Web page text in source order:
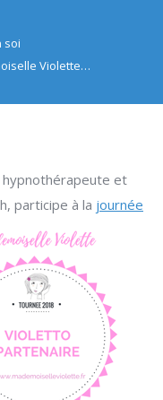
soi
Violette…
hypnothérapeute et
participe à la journée